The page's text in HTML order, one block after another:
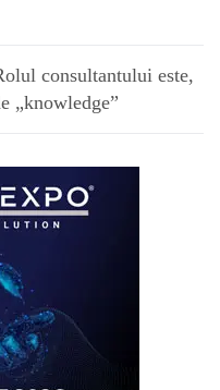
consultantului este,
„knowledge”